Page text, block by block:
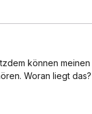
können
Woran liegt das?